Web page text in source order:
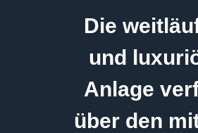
Die
und
Anlage
über den